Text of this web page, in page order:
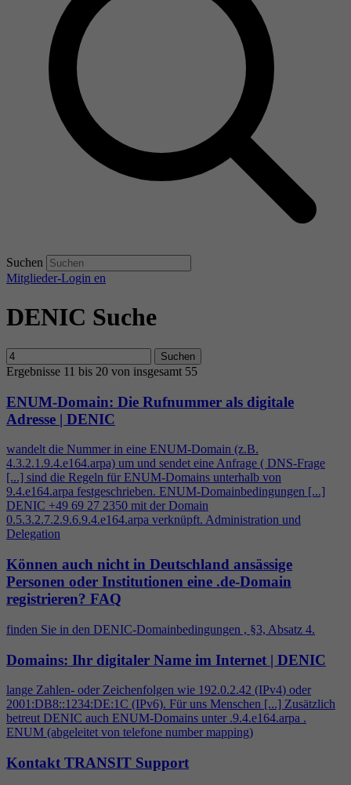
Suchen
Mitglieder-Login en
DENIC Suche
Suchen
Ergebnisse 11 bis 20 von insgesamt 55
ENUM-Domain: Die Rufnummer als digitale
Adresse | DENIC
wandelt die Nummer in eine ENUM-Domain (z.B.
4.3.2.1.9.4.e164.arpa) um und sendet eine Anfrage ( DNS-Frage
[...] sind die Regeln für ENUM-Domains unterhalb von
9.4.e164.arpa festgeschrieben. ENUM-Domainbedingungen [...]
DENIC +49 69 27 2350 mit der Domain
0.5.3.2.7.2.9.6.9.4.e164.arpa verknüpft. Administration und
Delegation
Können auch nicht in Deutschland ansässige
Personen oder Institutionen eine .de-Domain
registrieren? FAQ
finden Sie in den DENIC-Domainbedingungen , §3, Absatz 4.
Domains: Ihr digitaler Name im Internet | DENIC
lange Zahlen- oder Zeichenfolgen wie 192.0.2.42 (IPv4) oder
2001:DB8::1234:DE:1C (IPv6). Für uns Menschen [...] Zusätzlich
betreut DENIC auch ENUM-Domains unter .9.4.e164.arpa .
ENUM (abgeleitet von telefone number mapping)
Kontakt TRANSIT Support